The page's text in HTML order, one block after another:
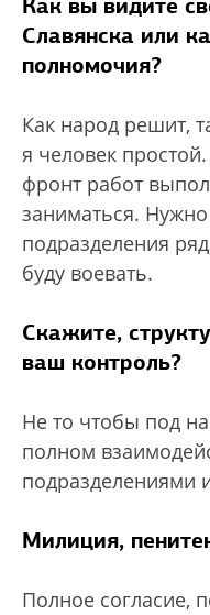
Как вы видите
Славянска или
полномочия?
Как народ решит,
я человек
фронт работ
заниматься. Нужно
подразделения
буду воевать.
Скажите,
ваш контроль?
Не то чтобы под
полном
подразделениями
Милиция,
Полное согласие,